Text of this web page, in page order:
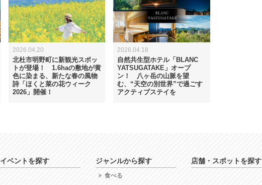
2026.04.20
北杜市明野町に新観光スポッ
トが登場！ 1.6haの敷地が黄
色に染まる、新たな春の風物
詩「ほくと菜の花ウィーク
2026」開催！
2026.04.18
自然共生型ホテル「BLANC
YATSUGATAKE」オープ
ン！ 八ヶ岳の山脈を望
む、“天空の別世界”で過ごす
アクティブステイを
イベントを探す ジャンルから探す
食べる
店舗・スポットを探す